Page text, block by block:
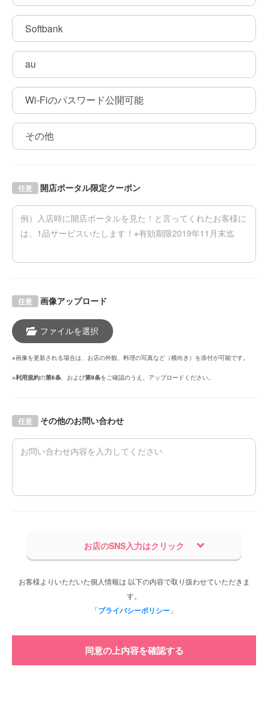
Softbank
au
Wi-Fiのパスワード公開可能
その他
開店ポータル限定クーポン
任意
画像アップロード
任意
ファイルを選択
※画像を更新される場合は、お店の外観、料理の写真など（横向き）を添付が可能です。
※利用規約の第6条 、および第9条をご確認のうえ、アップロードください。
その他のお問い合わせ
任意
お店のSNS入力はクリック
お客様よりいただいた個人情報は 以下の内容で取り扱わせていただきま
す。
「プライバシーポリシー 」